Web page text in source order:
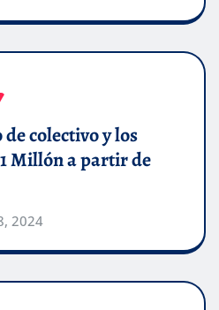
colectivo y los
Millón a partir de
2024